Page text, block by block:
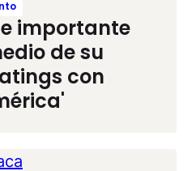
importante
de su
con